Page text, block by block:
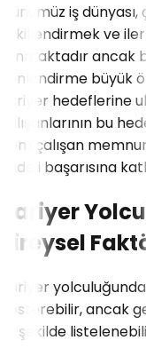
Günümüz iş
şekillendirmek ve
sunmaktadır
yönlendirme büyük
kariyer hedeflerine
çalışanlarının bu
hem çalışan
vadeli başarısına
Kariyer
Bireysel
Kariyer
gösterebilir, ancak
şu şekilde